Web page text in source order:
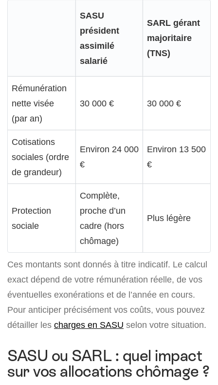
SASU
président
assimilé
salarié
SARL gérant
majoritaire
(TNS)
Rémunération
nette visée
(par an)
30 000 € 30 000 €
Cotisations
sociales (ordre
de grandeur)
Environ 24 000
€
Environ 13 500
€
Protection
sociale
Complète,
proche d’un
cadre (hors
chômage)
Plus légère
Ces montants sont donnés à titre indicatif. Le calcul
exact dépend de votre rémunération réelle, de vos
éventuelles exonérations et de l’année en cours.
Pour anticiper précisément vos coûts, vous pouvez
détailler les charges en SASU selon votre situation.
SASU ou SARL : quel impact
sur vos allocations chômage ?